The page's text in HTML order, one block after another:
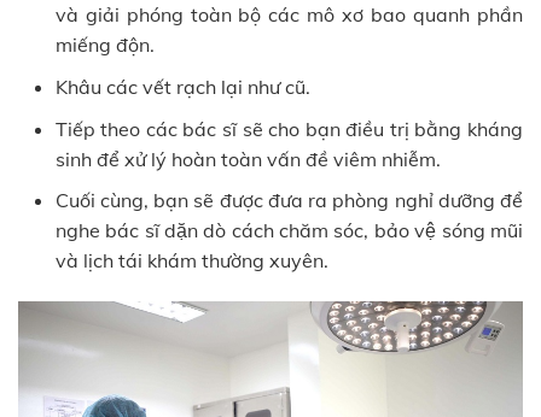
và giải phóng toàn bộ các mô xơ bao quanh phần
miếng độn.
Khâu các vết rạch lại như cũ.
Tiếp theo các bác sĩ sẽ cho bạn điều trị bằng kháng
sinh để xử lý hoàn toàn vấn đề viêm nhiễm.
Cuối cùng, bạn sẽ được đưa ra phòng nghỉ dưỡng để
nghe bác sĩ dặn dò cách chăm sóc, bảo vệ sóng mũi
và lịch tái khám thường xuyên.